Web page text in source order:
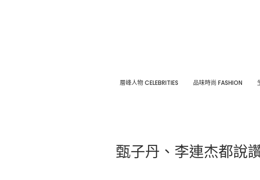
層峰⼈物 CELEBRITIES 品味時尚 FASHION
甄子丹、李連杰都說